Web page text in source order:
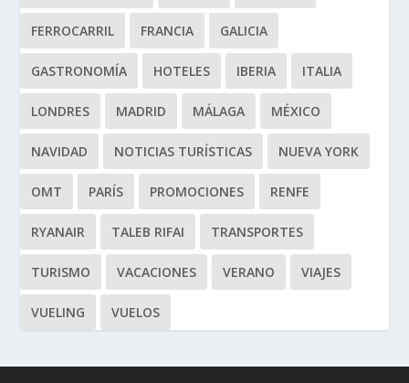
FERROCARRIL FRANCIA GALICIA
GASTRONOMÍA HOTELES IBERIA ITALIA
LONDRES MADRID MÁLAGA MÉXICO
NAVIDAD NOTICIAS TURÍSTICAS NUEVA YORK
OMT PARÍS PROMOCIONES RENFE
RYANAIR TALEB RIFAI TRANSPORTES
TURISMO VACACIONES VERANO VIAJES
VUELING VUELOS